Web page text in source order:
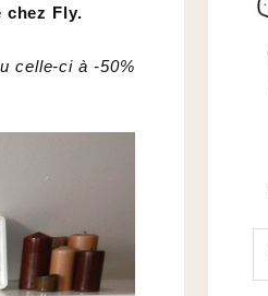
chez Fly.
celle-ci à -50%